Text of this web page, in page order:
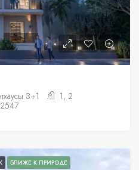
3+1
1, 2
БЛИЖЕ К ПРИРОДЕ